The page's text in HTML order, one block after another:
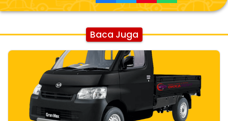
Baca Juga